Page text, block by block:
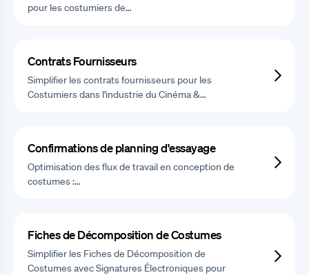
pour les costumiers de…
Contrats Fournisseurs
Simplifier les contrats fournisseurs pour les
Costumiers dans l'industrie du Cinéma &…
Confirmations de planning d'essayage
Optimisation des flux de travail en conception de
costumes :…
Fiches de Décomposition de Costumes
Simplifier les Fiches de Décomposition de
Costumes avec Signatures Électroniques pour